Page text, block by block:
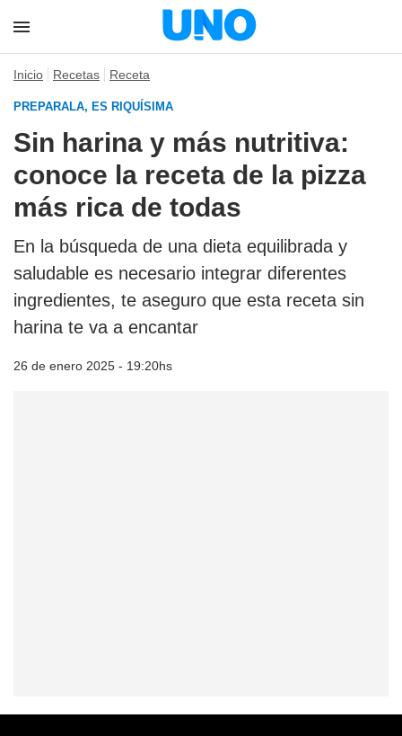
Inicio Recetas Receta
PREPARALA, ES RIQUÍSIMA
Sin harina y más nutritiva:
conoce la receta de la pizza
más rica de todas
En la búsqueda de una dieta equilibrada y
saludable es necesario integrar diferentes
ingredientes, te aseguro que esta receta sin
harina te va a encantar
26 de enero 2025 - 19:20hs